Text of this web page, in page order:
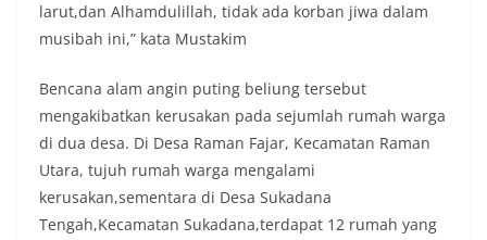
larut,dan Alhamdulillah, tidak ada korban jiwa dalam
musibah ini,” kata Mustakim
Bencana alam angin puting beliung tersebut
mengakibatkan kerusakan pada sejumlah rumah warga
di dua desa. Di Desa Raman Fajar, Kecamatan Raman
Utara, tujuh rumah warga mengalami
kerusakan,sementara di Desa Sukadana
Tengah,Kecamatan Sukadana,terdapat 12 rumah yang